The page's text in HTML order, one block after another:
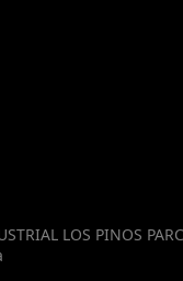
LOS PINOS